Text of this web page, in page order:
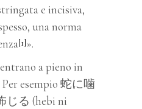
e incisiva,
una norma
[1]».
a pieno in
esempio 蛇に噛
じる (hebi ni